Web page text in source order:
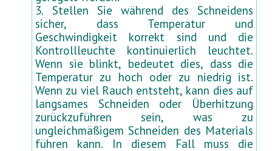
3. Stellen Sie während des Schneidens
sicher, dass Temperatur und
Geschwindigkeit korrekt sind und die
Kontrollleuchte kontinuierlich leuchtet.
Wenn sie blinkt, bedeutet dies, dass die
Temperatur zu hoch oder zu niedrig ist.
Wenn zu viel Rauch entsteht, kann dies auf
langsames Schneiden oder Überhitzung
zurückzuführen sein, was zu
ungleichmäßigem Schneiden des Materials
führen kann. In diesem Fall muss die